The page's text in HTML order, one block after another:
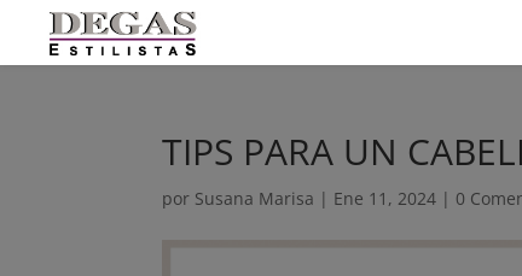
TIPS PARA UN
por Susana Marisa | Ene 11, 2024 | 0